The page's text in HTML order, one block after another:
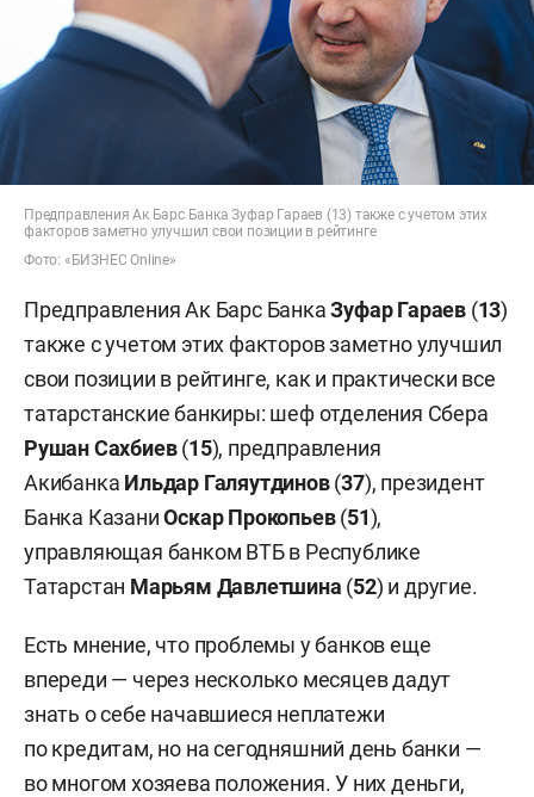
Предправления Ак Барс Банка Зуфар Гараев (13) также с учетом этих
факторов заметно улучшил свои позиции в рейтинге
Фото: «БИЗНЕС Online»
Предправления Ак Барс БанкаЗуфар Гараев (13)
также с учетом этих факторов заметно улучшил
свои позиции в рейтинге, как и практически все
татарстанские банкиры: шеф отделения Сбера
Рушан Сахбиев(15), предправления
Акибанка Ильдар Галяутдинов(37), президент
Банка КазаниОскар Прокопьев(51),
управляющая банком ВТБ в Республике
Татарстан Марьям Давлетшина (52) и другие.
Есть мнение, что проблемы у банков еще
впереди — через несколько месяцев дадут
знать о себе начавшиеся неплатежи
по кредитам, но на сегодняшний день банки —
во многом хозяева положения. У них деньги,